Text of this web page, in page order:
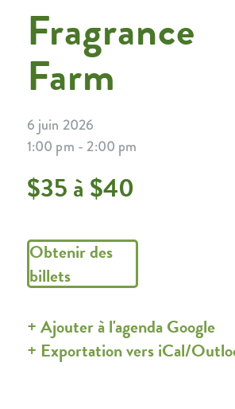
Fragrance
Farm
6 juin 2026
1:00 pm - 2:00 pm
$35 à $40
Obtenir des
billets
+ Ajouter à l'agenda Google
+ Exportation vers iCal/